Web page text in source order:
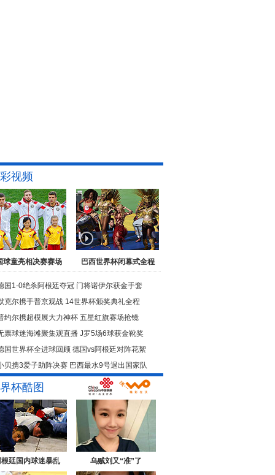
视频
球童亮相决赛赛场 巴西世界杯闭幕式全程
国1-0绝杀阿根廷夺冠 门将诺伊尔获金手套
克尔携手普京观战 14世界杯颁奖典礼全程
约尔携超模展大力神杯 五星红旗赛场抢镜
票球迷海滩聚集观直播 J罗5场6球获金靴奖
国世界杯全进球回顾 德国vs阿根廷对阵花絮
贝携3爱子助阵决赛 巴西最水9号退出国家队
杯酷图
廷国内球迷暴乱 乌贼刘又“准”了